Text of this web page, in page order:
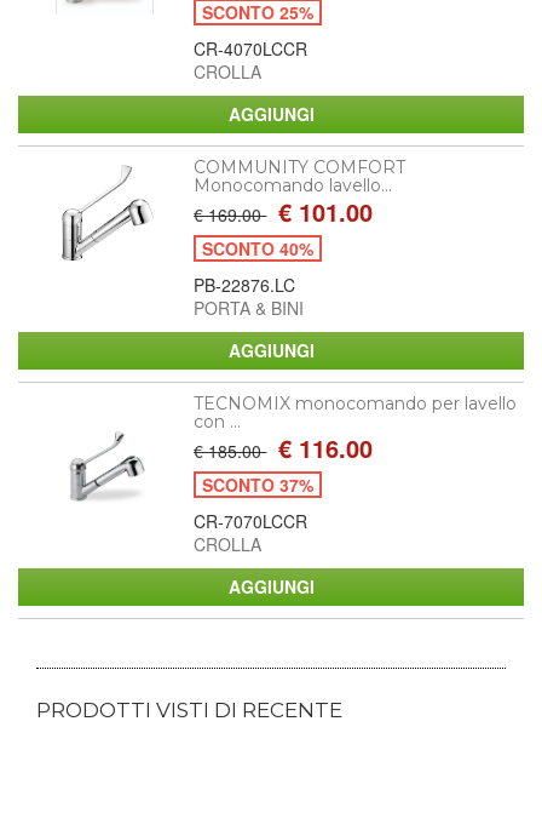
SCONTO 25%
CR-4070LCCR
CROLLA
COMMUNITY COMFORT
Monocomando lavello...
€ 169.00 € 101.00
SCONTO 40%
PB-22876.LC
PORTA & BINI
TECNOMIX monocomando per lavello
con ...
€ 185.00 € 116.00
SCONTO 37%
CR-7070LCCR
CROLLA
PRODOTTI VISTI DI RECENTE